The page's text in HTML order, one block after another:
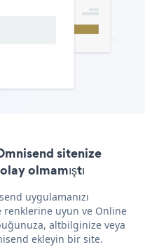
sitenize
olmamıştı
uygulamanızı
uyun ve Online
altbilginize veya
ekleyin bir site.